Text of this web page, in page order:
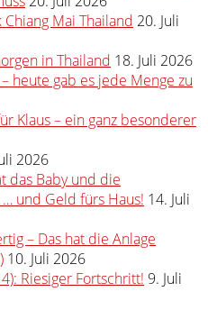
Mai Thailand 20. Juli
in Thailand 18. Juli 2026
heute gab es jede Menge zu
Klaus – ein ganz besonderer
2026
das Baby und die
und Geld fürs Haus! 14. Juli
– Das hat die Anlage
10. Juli 2026
Riesiger Fortschritt! 9. Juli